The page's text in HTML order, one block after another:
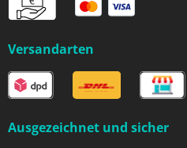
Versandarten
Ausgezeichnet und sicher